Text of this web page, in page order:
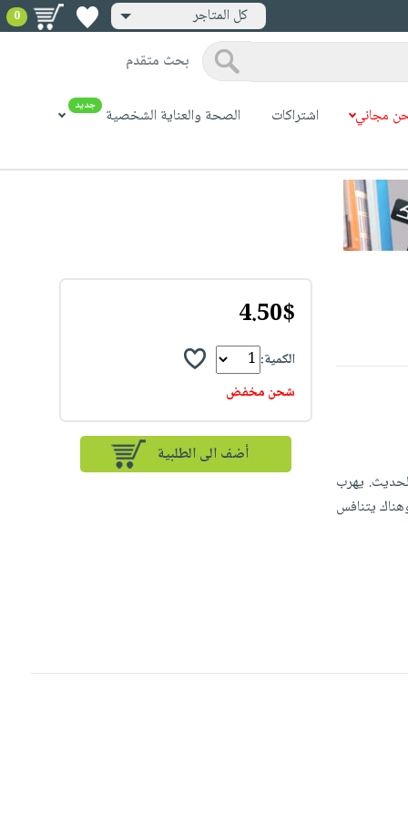
كل المتاجر 0
بحث متقدم
مجاني اشتراكات الصحة والعناية الشخصية جديد
يهرب
يتنافس
4.50$
الكمية:
شحن مخفض
أضف الى الطلبية